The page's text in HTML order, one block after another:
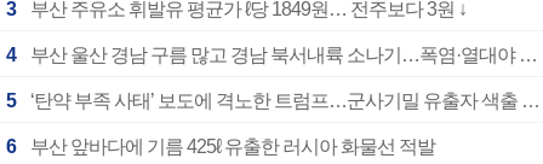
3 부산 주유소 휘발유 평균가 ℓ당 1849원… 전주보다 3원 ↓
4 부산 울산 경남 구름 많고 경남 북서내륙 소나기…폭염·열대야 계속
5 ‘탄약 부족 사태’ 보도에 격노한 트럼프…군사기밀 유출자 색출 지시
6 부산 앞바다에 기름 425ℓ 유출한 러시아 화물선 적발